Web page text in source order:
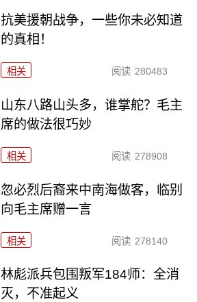
抗美援朝战争，一些你未必知道
的真相！
相关 阅读 280483
山东八路山头多，谁掌舵？毛主
席的做法很巧妙
相关 阅读 278908
忽必烈后裔来中南海做客，临别
向毛主席赠一言
相关 阅读 278140
林彪派兵包围叛军184师：全消
灭，不准起义